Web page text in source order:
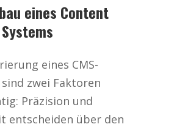
eines Content
eines CMS-
zwei Faktoren
Präzision und
entscheiden über den